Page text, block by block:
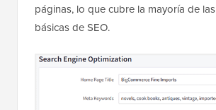
páginas, lo que cubre la mayoría de
básicas de SEO.